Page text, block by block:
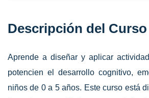
Descripción del Curso
Aprende a diseñar y aplicar
potencien el desarrollo cognitivo,
niños de 0 a 5 años. Este curso está